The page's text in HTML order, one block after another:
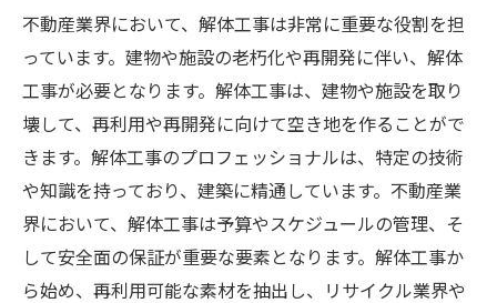
不動産業界において、解体工事は非常に重要な役割を担
っています。建物や施設の老朽化や再開発に伴い、解体
工事が必要となります。解体工事は、建物や施設を取り
壊して、再利用や再開発に向けて空き地を作ることがで
きます。解体工事のプロフェッショナルは、特定の技術
や知識を持っており、建築に精通しています。不動産業
界において、解体工事は予算やスケジュールの管理、そ
して安全面の保証が重要な要素となります。解体工事か
ら始め、再利用可能な素材を抽出し、リサイクル業界や